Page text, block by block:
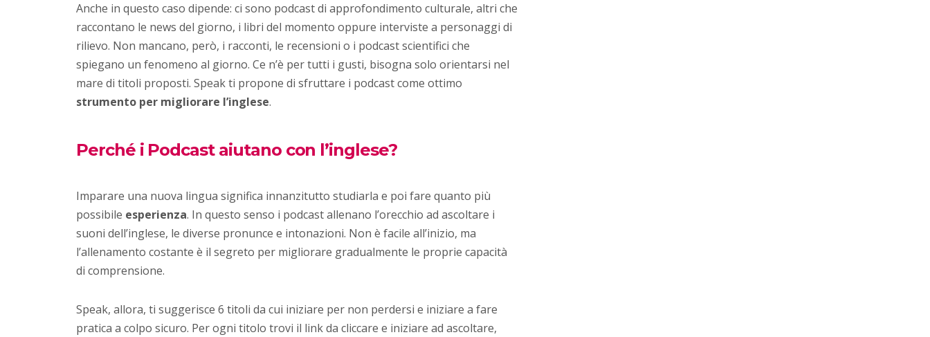
Anche in questo caso dipende: ci sono podcast di approfondimento culturale, altri che
raccontano le news del giorno, i libri del momento oppure interviste a personaggi di
rilievo. Non mancano, però, i racconti, le recensioni o i podcast scientifici che
spiegano un fenomeno al giorno. Ce n’è per tutti i gusti, bisogna solo orientarsi nel
mare di titoli proposti. Speak ti propone di sfruttare i podcast come ottimo
strumento per migliorare l’inglese.
Perché i Podcast aiutano con l’inglese?
Imparare una nuova lingua significa innanzitutto studiarla e poi fare quanto più
possibile esperienza. In questo senso i podcast allenano l’orecchio ad ascoltare i
suoni dell’inglese, le diverse pronunce e intonazioni. Non è facile all’inizio, ma
l’allenamento costante è il segreto per migliorare gradualmente le proprie capacità
di comprensione.
Speak, allora, ti suggerisce 6 titoli da cui iniziare per non perdersi e iniziare a fare
pratica a colpo sicuro. Per ogni titolo trovi il link da cliccare e iniziare ad ascoltare,